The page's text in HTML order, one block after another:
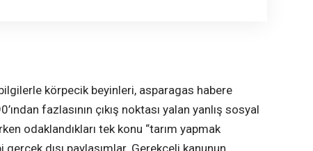
körpecik beyinleri, asparagas habere
fazlasının çıkış noktası yalan yanlış sosyal
odaklandıkları tek konu “tarım yapmak